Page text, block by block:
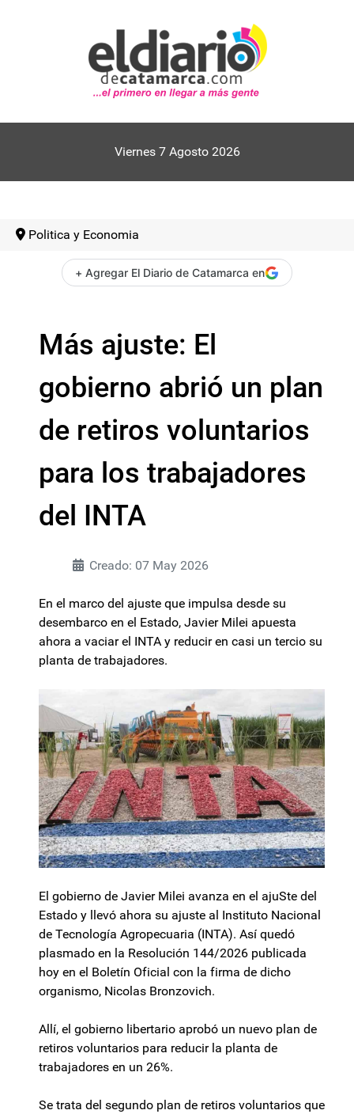
Viernes 7 Agosto 2026
Politica y Economia
+ Agregar El Diario de Catamarca en
Más ajuste: El
gobierno abrió un plan
de retiros voluntarios
para los trabajadores
del INTA
Creado: 07 May 2026
En el marco del ajuste que impulsa desde su
desembarco en el Estado, Javier Milei apuesta
ahora a vaciar el INTA y reducir en casi un tercio su
planta de trabajadores.
El gobierno de Javier Milei avanza en el ajuSte del
Estado y llevó ahora su ajuste al Instituto Nacional
de Tecnología Agropecuaria (INTA). Así quedó
plasmado en la Resolución 144/2026 publicada
hoy en el Boletín Oficial con la firma de dicho
organismo, Nicolas Bronzovich.
Allí, el gobierno libertario aprobó un nuevo plan de
retiros voluntarios para reducir la planta de
trabajadores en un 26%.
Se trata del segundo plan de retiros voluntarios que